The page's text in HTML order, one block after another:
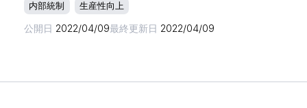
内部統制 生産性向上
公開日 2022/04/09最終更新日 2022/04/09